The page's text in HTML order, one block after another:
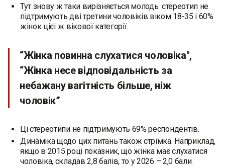
Тут знову ж таки вирізняється молодь: стереотип не
підтримують дві третини чоловіків віком 18-35 і 60%
жінок цієї ж вікової категорії.
“Жінка повинна слухатися чоловіка",
“Жінка несе відповідальність за
небажану вагітність більше, ніж
чоловік”
Ці стереотипи не підтримують 69% респондентів.
Динаміка щодо цих питань також стрімка. Наприклад,
якщо в 2015 році показник, що жінка має слухатися
чоловіка, складав 2,8 балів, то у 2026 – 2,0 бали.